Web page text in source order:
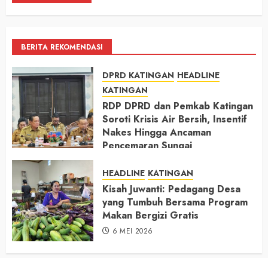
BERITA REKOMENDASI
DPRD KATINGAN HEADLINE
KATINGAN
RDP DPRD dan Pemkab Katingan
Soroti Krisis Air Bersih, Insentif
Nakes Hingga Ancaman
Pencemaran Sungai
HEADLINE KATINGAN
Kisah Juwanti: Pedagang Desa
yang Tumbuh Bersama Program
Makan Bergizi Gratis
6 MEI 2026